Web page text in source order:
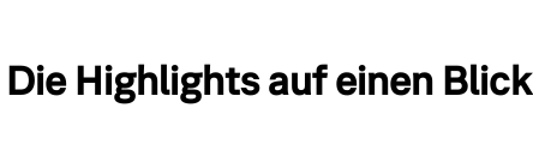
Die Highlights auf einen Blick